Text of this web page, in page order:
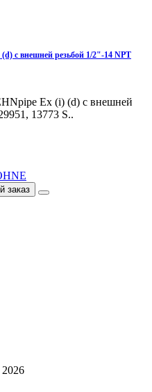
с внешней резьбой 1/2"-14 NPT
Ex (i) (d) с внешней
13773 S..
заказ